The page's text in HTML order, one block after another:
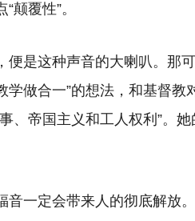
颠覆性”。
便是这种声音的大喇叭。那
学做合一”的想法，和基督
、帝国主义和工人权利”。
音一定会带来人的彻底解放